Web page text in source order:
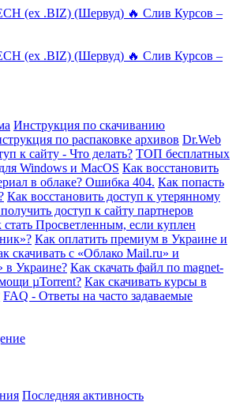
Инструкция по скачиванию
по распаковке архивов Dr.Web
к сайту - Что делать? ТОП бесплатных
Windows и MacOS Как восстановить
в облаке? Ошибка 404. Как попасть
Как восстановить доступ к утерянному
доступ к сайту партнеров
стать Просветленным, если куплен
Как оплатить премиум в Украине и
скачивать с «Облако Mail.ru» и
в Украине? Как скачать файл по magnet-
µTorrent? Как скачивать курсы в
FAQ - Ответы на часто задаваемые
Последняя активность